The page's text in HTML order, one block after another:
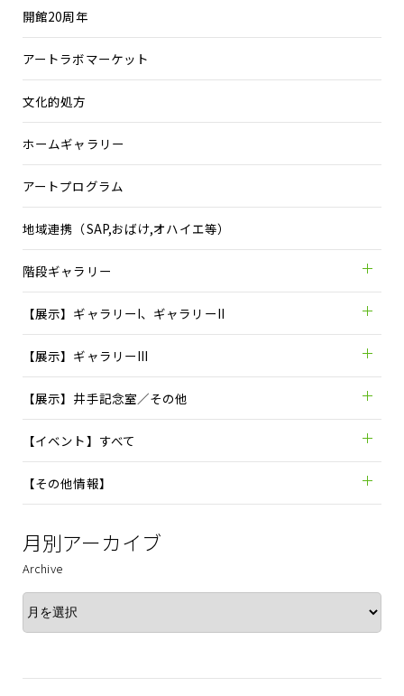
開館20周年
アートラボマーケット
文化的処方
ホームギャラリー
アートプログラム
地域連携（SAP,おばけ,オハイエ等）
階段ギャラリー
【展示】ギャラリーI、ギャラリーII
【展示】ギャラリーIII
【展示】井手記念室／その他
【イベント】すべて
【その他情報】
月別アーカイブ
Archive